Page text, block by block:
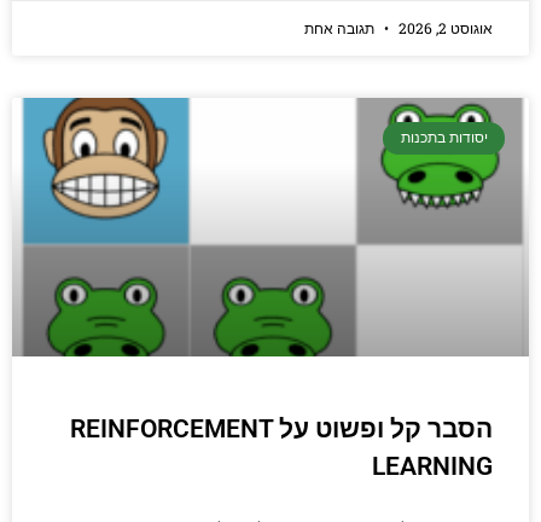
אוגוסט 2, 2026 תגובה אחת
יסודות בתכנות
הסבר קל ופשוט על REINFORCEMENT
LEARNING